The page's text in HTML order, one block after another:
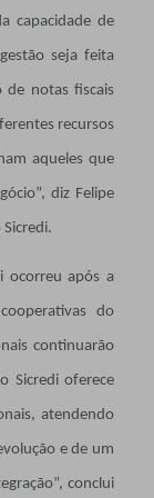
capacidade de
seja feita
de notas fiscais
recursos
aqueles que
diz Felipe
ocorreu após a
do
continuarão
Sicredi oferece
atendendo
e de um
conclui